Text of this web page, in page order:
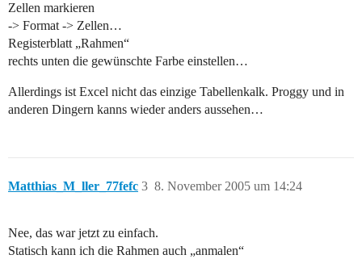
Zellen markieren
-> Format -> Zellen…
Registerblatt „Rahmen“
rechts unten die gewünschte Farbe einstellen…
Allerdings ist Excel nicht das einzige Tabellenkalk. Proggy und in
anderen Dingern kanns wieder anders aussehen…
Matthias_M_ller_77fefc 8. November 2005 um 14:24
3
Nee, das war jetzt zu einfach.
Statisch kann ich die Rahmen auch „anmalen“